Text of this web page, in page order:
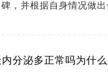
，并根据自身情况做出
分泌多正常吗为什么